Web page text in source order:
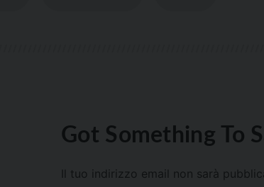
Got Something To
Il tuo indirizzo email non sarà